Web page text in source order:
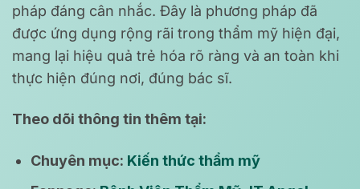
pháp đáng cân nhắc. Đây là phương pháp đã
được ứng dụng rộng rãi trong thẩm mỹ hiện đại,
mang lại hiệu quả trẻ hóa rõ ràng và an toàn khi
thực hiện đúng nơi, đúng bác sĩ.
Theo dõi thông tin thêm tại:
Chuyên mục: Kiến thức thẩm mỹ